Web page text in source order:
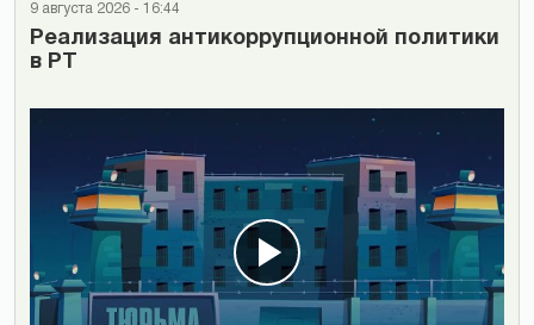
9 августа 2026 - 16:44
Реализация антикоррупционной политики
в РТ